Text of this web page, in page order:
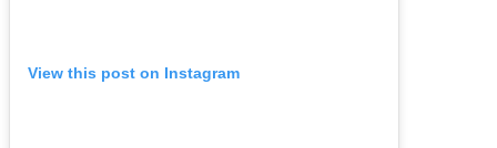
View this post on Instagram